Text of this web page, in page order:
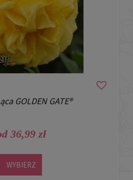
GOLDEN GATE®
36,99 zł
WYBIERZ